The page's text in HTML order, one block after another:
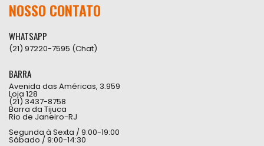
NOSSO CONTATO
WHATSAPP
(21) 97220-7595 (Chat)
BARRA
Avenida das Américas, 3.959
Loja 128
(21) 3437-8758
Barra da Tijuca
Rio de Janeiro-RJ
Segunda à Sexta / 9:00-19:00
Sábado / 9:00-14:30